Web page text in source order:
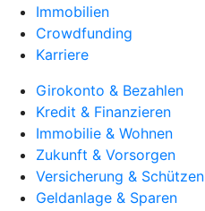
Immobilien
Crowdfunding
Karriere
Girokonto & Bezahlen
Kredit & Finanzieren
Immobilie & Wohnen
Zukunft & Vorsorgen
Versicherung & Schützen
Geldanlage & Sparen